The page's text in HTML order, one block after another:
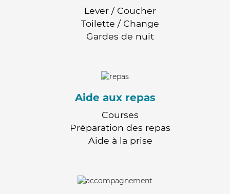
Lever / Coucher
Toilette / Change
Gardes de nuit
Aide aux repas
Courses
Préparation des repas
Aide à la prise